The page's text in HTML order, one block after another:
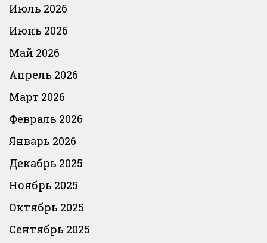
Июль 2026
Июнь 2026
Май 2026
Апрель 2026
Март 2026
Февраль 2026
Январь 2026
Декабрь 2025
Ноябрь 2025
Октябрь 2025
Сентябрь 2025